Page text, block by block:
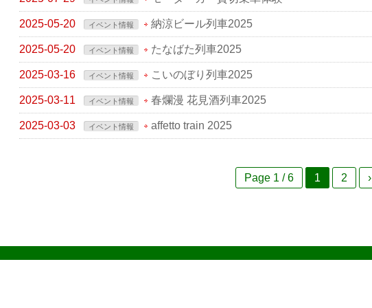
2025-05-20 イベント情報 納涼ビール列車2025
2025-05-20 イベント情報 たなばた列車2025
2025-03-16 イベント情報 こいのぼり列車2025
2025-03-11 イベント情報 春爛漫 花見酒列車2025
2025-03-03 イベント情報 affetto train 2025
Page 1 / 6 1 2 ›